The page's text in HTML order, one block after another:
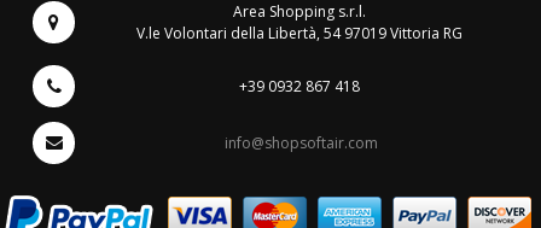
Area Shopping s.r.l.
V.le Volontari della Libertà, 5497019 Vittoria RG
+39 0932 867 418
info@shopsoftair.com